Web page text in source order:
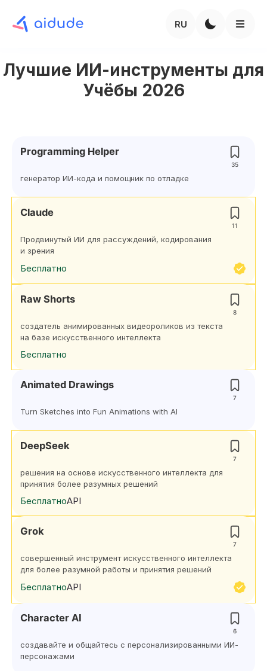
RU
Лучшие ИИ-инструменты для
Учёбы 2026
Programming Helper
35
генератор ИИ-кода и помощник по отладке
Claude
11
Продвинутый ИИ для рассуждений, кодирования
и зрения
Бесплатно
Raw Shorts
8
создатель анимированных видеороликов из текста
на базе искусственного интеллекта
Бесплатно
Animated Drawings
7
Turn Sketches into Fun Animations with AI
DeepSeek
7
решения на основе искусственного интеллекта для
принятия более разумных решений
БесплатноAPI
Grok
7
совершенный инструмент искусственного интеллекта
для более разумной работы и принятия решений
БесплатноAPI
Character AI
6
создавайте и общайтесь с персонализированными ИИ-
персонажами